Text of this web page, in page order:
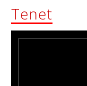
Tenet